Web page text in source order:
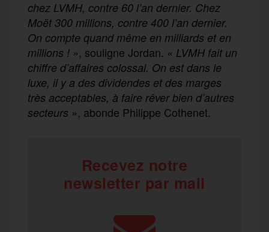
chez LVMH, contre 60 l’an dernier. Chez
Moët 300 millions, contre 400 l’an dernier.
On compte quand même en milliards et en
millions ! », souligne Jordan. « LVMH fait un
chiffre d’affaires colossal. On est dans le
luxe, il y a des dividendes et des marges
très acceptables, à faire rêver bien d’autres
secteurs », abonde Philippe Cothenet.
Recevez notre
newsletter par mail